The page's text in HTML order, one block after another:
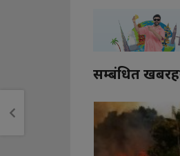
सम्बंधित खबरहरु